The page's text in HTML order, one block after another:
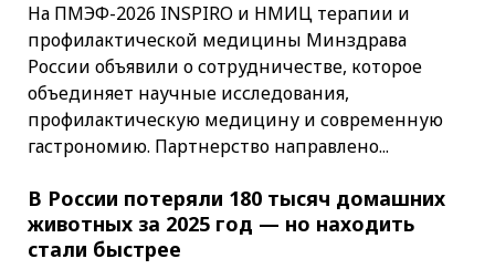
На ПМЭФ-2026 INSPIRO и НМИЦ терапии и
профилактической медицины Минздрава
России объявили о сотрудничестве, которое
объединяет научные исследования,
профилактическую медицину и современную
гастрономию. Партнерство направлено...
В России потеряли 180 тысяч домашних
животных за 2025 год — но находить
стали быстрее